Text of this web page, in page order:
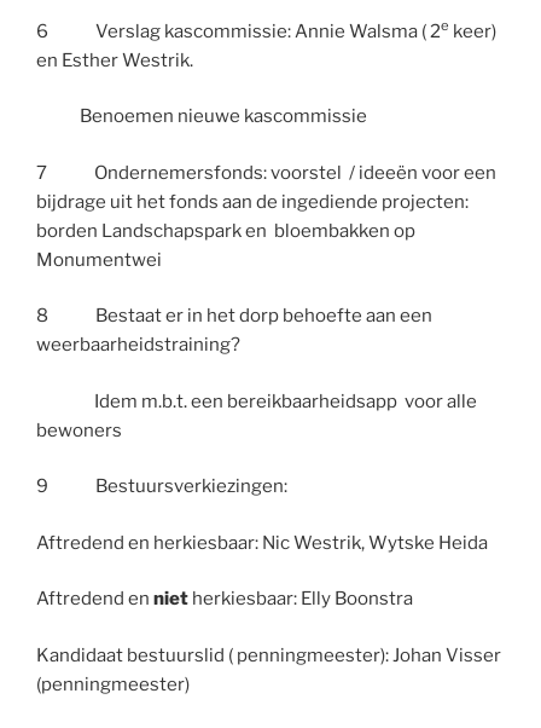
6 Verslag kascommissie: Annie Walsma ( 2e keer)
en Esther Westrik.
Benoemen nieuwe kascommissie
7 Ondernemersfonds: voorstel / ideeën voor een
bijdrage uit het fonds aan de ingediende projecten:
borden Landschapspark en bloembakken op
Monumentwei
8 Bestaat er in het dorp behoefte aan een
weerbaarheidstraining?
Idem m.b.t. een bereikbaarheidsapp voor alle
bewoners
9 Bestuursverkiezingen:
Aftredend en herkiesbaar: Nic Westrik, Wytske Heida
Aftredend en niet herkiesbaar: Elly Boonstra
Kandidaat bestuurslid ( penningmeester): Johan Visser
(penningmeester)